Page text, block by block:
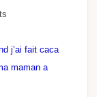
j’ai fait caca
maman a